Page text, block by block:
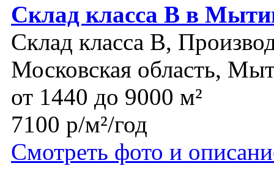
Склад класса В в
Склад класса B,
Московская область,
от 1440 до 9000 м²
7100 р/м²/год
Смотреть фото и